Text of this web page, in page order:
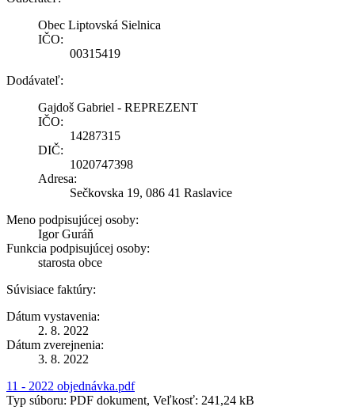
Obec Liptovská Sielnica
IČO:
00315419
Dodávateľ:
Gajdoš Gabriel - REPREZENT
IČO:
14287315
DIČ:
1020747398
Adresa:
Sečkovska 19, 086 41 Raslavice
Meno podpisujúcej osoby:
Igor Guráň
Funkcia podpisujúcej osoby:
starosta obce
Súvisiace faktúry:
Dátum vystavenia:
2. 8. 2022
Dátum zverejnenia:
3. 8. 2022
11 - 2022 objednávka.pdf
Typ súboru: PDF dokument, Veľkosť: 241,24 kB